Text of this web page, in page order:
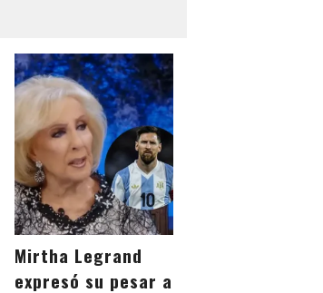
Mirtha Legrand
expresó su pesar a